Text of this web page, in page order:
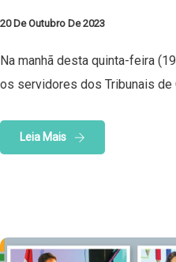
20 De Outubro De 2023
Na manhã desta quinta-feira
os servidores dos Tribunais de
Leia Mais